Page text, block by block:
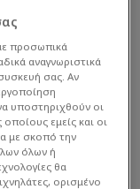
άλλος μεγάλος
League, στον
Άρσεναλ
στον
προσωπικά
αναγνωριστικά
σας. Αν
υποστηριχθούν οι
εμείς και οι
με σκοπό την
όλων ή
θα
ορισμένο